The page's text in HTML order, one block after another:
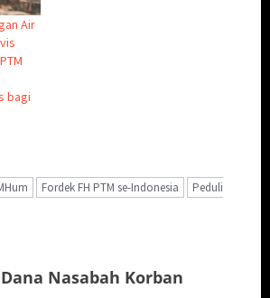
Air
bagi
Fordek FH PTM se-Indonesia
Peduli
Nasabah Korban